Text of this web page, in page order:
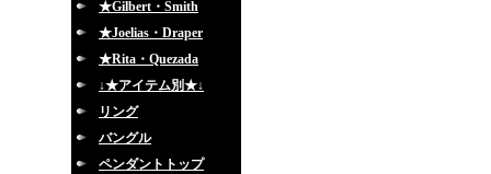
★Gilbert・Smith
★Joelias・Draper
★Rita・Quezada
↓★アイテム別★↓
リング
バングル
ペンダントトップ